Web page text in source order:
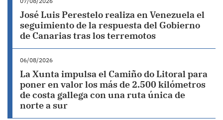
José Luis Perestelo realiza en Venezuela el
seguimiento de la respuesta del Gobierno
de Canarias tras los terremotos
06/08/2026
La Xunta impulsa el Camiño do Litoral para
poner en valor los más de 2.500 kilómetros
de costa gallega con una ruta única de
norte a sur